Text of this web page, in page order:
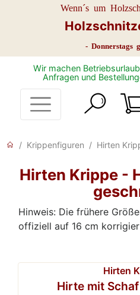
Wenn´s um
- Donnerstags
Wir machen
Anfragen und
Krippenfiguren Hirten
Hirten Krippe -
Hinweis: Die frühere
offiziell auf 16 cm
Hirten
Hirte mit